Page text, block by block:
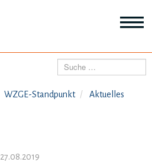
THEMEN
ANGEBOTE
Suchen
WZGE-Standpunkt
Aktuelles
27.08.2019